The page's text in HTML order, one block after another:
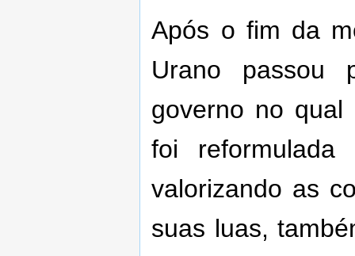
Após o fim da
Urano passou
governo no
foi
valorizando as
suas luas,